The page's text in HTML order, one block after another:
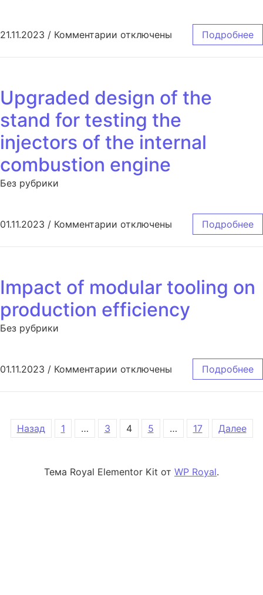
21.11.2023 / Комментарии к записи Adaptation of 1st
отключены Подробнее
Upgraded design of the
stand for testing the
injectors of the internal
combustion engine
Без рубрики
01.11.2023 / Комментарии к записи Upgraded design of
отключены Подробнее
Impact of modular tooling on
production efficiency
Без рубрики
01.11.2023 / Комментарии к записи Impact of modular
отключены Подробнее
Навигация по записям
Назад 1 … 3 4 5 … 17 Далее
Тема Royal Elementor Kit от WP Royal.